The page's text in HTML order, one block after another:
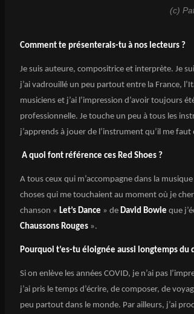
(c)
Comment te présenterais-tu à nos lecteurs ?
Je suis auteure, compositrice et interprète. Je
j’ai vadrouillé un peu partout entre la France,
musiciens et j’ai l’impression d’avoir toujours
professionnelle. Je touche un peu à tous les
j’apprends à jouer de l’instrument qu’il me
A quoi font référence ces Red Shoes ?
A tous ceux qui m’accompagne dans la
choses qui me touchaient au moment où je
chanson « Let’s Dance » de David Bowie que
Chaussons Rouges ».
Pourquoi t’es-tu éloignée aussi longtemps du
Si on enlève les années COVID, je n’ai pas
j’ai pris le temps d’écrire, de composer, de
peu partout dans le monde. Par ailleurs, j’ai